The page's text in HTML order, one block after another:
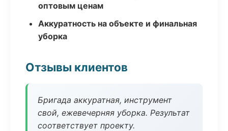
оптовым ценам
Аккуратность на объекте и финальная
уборка
Отзывы клиентов
Бригада аккуратная, инструмент
свой, ежевечерняя уборка. Результат
соответствует проекту.